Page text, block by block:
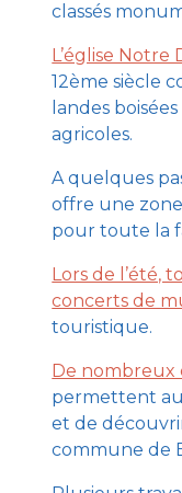
classés
L’église Notre
12ème siècle
landes
agricoles.
A quelques
offre une
pour toute la
Lors de l’été,
concerts de
touristique.
De nombreux
permettent
et de
commune de